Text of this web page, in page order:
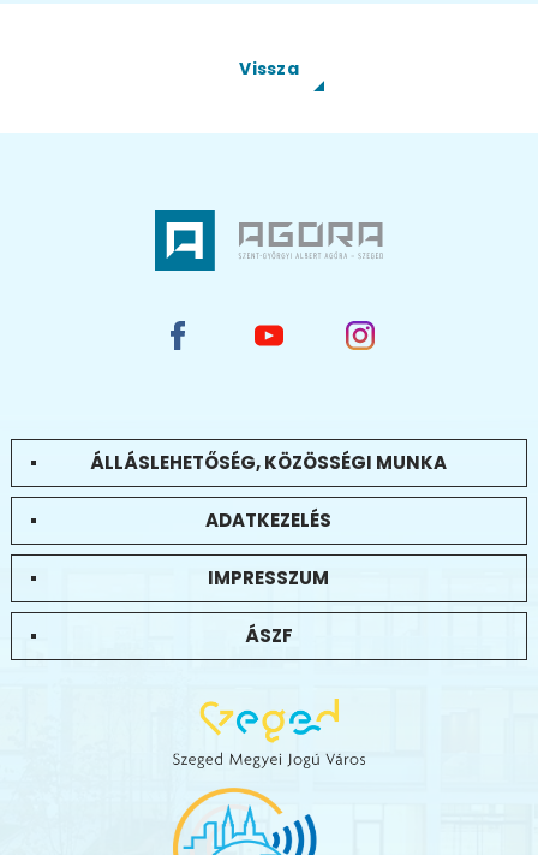
Vissza
ÁLLÁSLEHETŐSÉG, KÖZÖSSÉGI MUNKA
ADATKEZELÉS
IMPRESSZUM
ÁSZF